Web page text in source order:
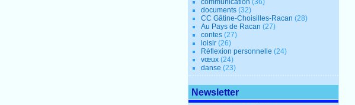
communication (36)
documents (32)
CC Gâtine-Choisilles-Racan (28)
Au Pays de Racan (27)
contes (27)
loisir (26)
Réflexion personnelle (24)
vœux (24)
danse (23)
Newsletter